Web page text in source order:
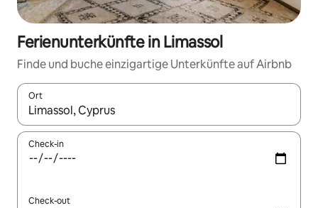
Ferienunterkünfte in Limassol
Finde und buche einzigartige Unterkünfte auf Airbnb
Ort
Wenn Ergebnisse verfügbar sind, navigiere mit den
Check-in
Check-out